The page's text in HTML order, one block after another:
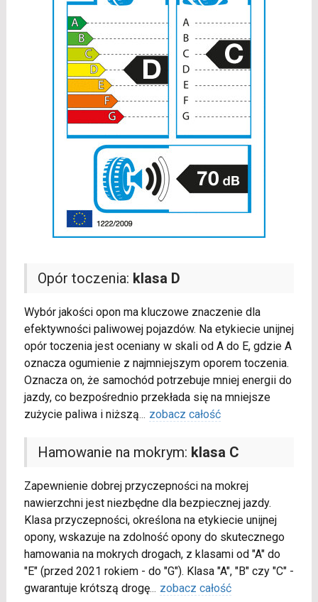
Opór toczenia: klasa D
Wybór jakości opon ma kluczowe znaczenie dla
efektywności paliwowej pojazdów. Na etykiecie unijnej
opór toczenia jest oceniany w skali od A do E, gdzie A
oznacza ogumienie z najmniejszym oporem toczenia.
Oznacza on, że samochód potrzebuje mniej energii do
jazdy, co bezpośrednio przekłada się na mniejsze
zużycie paliwa i niższą... zobacz całość
Hamowanie na mokrym: klasa C
Zapewnienie dobrej przyczepności na mokrej
nawierzchni jest niezbędne dla bezpiecznej jazdy.
Klasa przyczepności, określona na etykiecie unijnej
opony, wskazuje na zdolność opony do skutecznego
hamowania na mokrych drogach, z klasami od "A" do
"E" (przed 2021 rokiem - do "G"). Klasa "A", "B" czy "C" -
gwarantuje krótszą drogę... zobacz całość